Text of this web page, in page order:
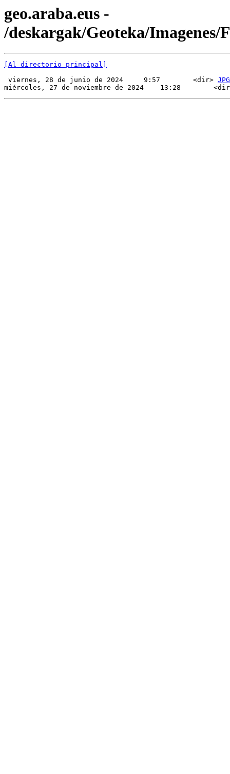
geo.araba.eus -
/deskargak/Geoteka/Imagenes/
[Al directorio principal]
viernes, 28 de junio de 2024     9:57        <dir> JPG
miércoles, 27 de noviembre de 2024    13:28